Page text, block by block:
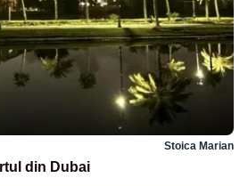
Stoica Marian
din Dubai